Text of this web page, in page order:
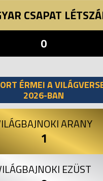
CSAPAT
0
ÉRMEI A
2026-BAN
ARANY
1
EZÜST